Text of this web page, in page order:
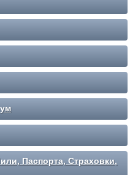
Паспорта, Страховки,